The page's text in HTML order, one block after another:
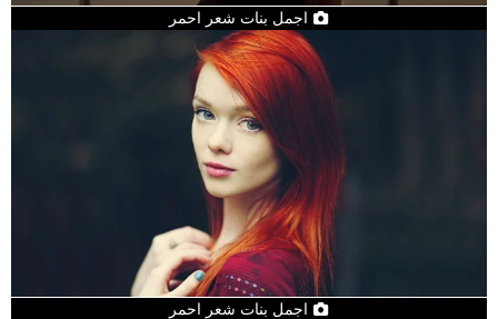
اجمل بنات شعر احمر
اجمل بنات شعر احمر